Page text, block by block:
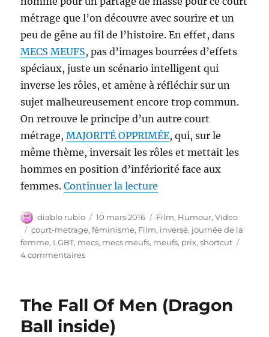
métrage que l’on découvre avec sourire et un
peu de gêne au fil de l’histoire. En effet, dans
MECS MEUFS, pas d’images bourrées d’effets
spéciaux, juste un scénario intelligent qui
inverse les rôles, et amène à réfléchir sur un
sujet malheureusement encore trop commun.
On retrouve le principe d’un autre court
métrage,MAJORITÉ OPPRIMÉE, qui, sur le
même thème, inversait les rôles et mettait les
hommes en position d’infériorité face aux
femmes.Continuer la lecture
Auteur
diablo rubio
Publié
le
10 mars 2016 Catégories
Film, Humour,Video
Étiquettes
court-metrage,féminisme, Film, inversé, journée de la
femme, LGBT, mecs, mecs meufs, meufs, prix,shortcut
4 commentairessur
Court
métrage
inversé
The Fall Of Men (Dragon
Ball inside)